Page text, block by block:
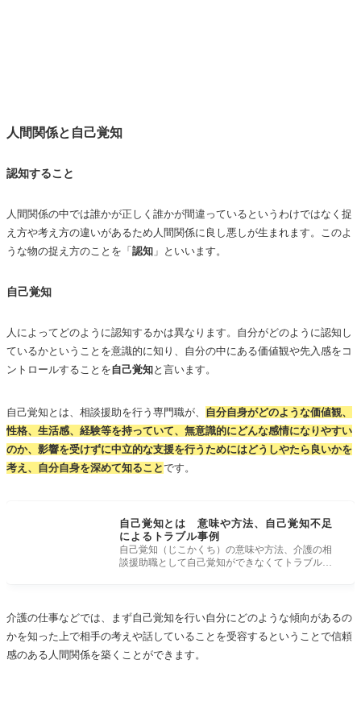
人間関係と自己覚知
認知すること
人間関係の中では誰かが正しく誰かが間違っているというわけではなく捉
え方や考え方の違いがあるため人間関係に良し悪しが生まれます。このよ
うな物の捉え方のことを「 認知 」といいます。
自己覚知
人によってどのように認知するかは異なります。自分がどのように認知し
ているかということを意識的に知り、自分の中にある価値観や先入感をコ
ントロールすることを自己覚知と言います。
自己覚知とは、相談援助を行う専門職が、 自分自身がどのような価値観、
性格、生活感、経験等を持っていて、無意識的にどんな感情になりやすい
のか、影響を受けずに中立的な支援を行うためにはどうしやたら良いかを
考え、自分自身を深めて知ることです。
自己覚知とは 意味や方法、自己覚知不足
によるトラブル事例
自己覚知（じこかくち）の意味や方法、介護の相
談援助職として自己覚知ができなくてトラブルに
介護の仕事などでは、まず自己覚知を行い自分にどのような傾向があるの
かを知った上で相手の考えや話していることを受容するということで信頼
感のある人間関係を築くことができます。